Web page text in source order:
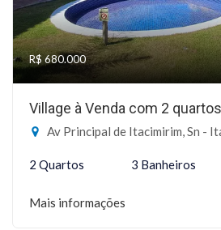
R$ 680.000
Village à Venda com 2 quartos
Av Principal de Itacimirim, Sn -
2 Quartos 3 Banheiros
Mais informações